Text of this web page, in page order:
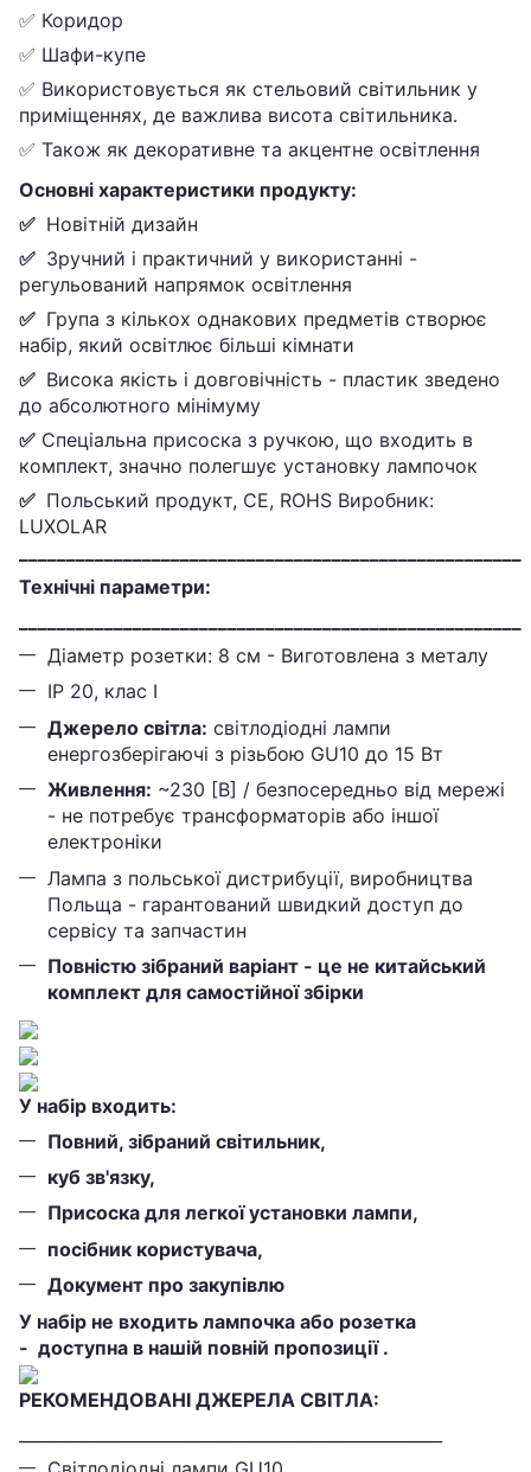
✅ Коридор
✅ Шафи-купе
✅ Використовується як стельовий світильник у
приміщеннях, де важлива висота світильника.
✅ Також як декоративне та акцентне освітлення
Основні характеристики продукту:
✅ Новітній дизайн
✅ Зручний і практичний у використанні -
регульований напрямок освітлення
✅ Група з кількох однакових предметів створює
набір, який освітлює більші кімнати
✅ Висока якість і довговічність - пластик зведено
до абсолютного мінімуму
✅ Спеціальна присоска з ручкою, що входить в
комплект, значно полегшує установку лампочок
✅ Польський продукт, CE, ROHS Виробник:
LUXOLAR
Технічні параметри:
Діаметр розетки: 8 см - Виготовлена з металу
IP 20, клас I
Джерело світла: світлодіодні лампи
енергозберігаючі з різьбою GU10 до 15 Вт
Живлення: ~230 [В] / безпосередньо від мережі
- не потребує трансформаторів або іншої
електроніки
Лампа з польської дистрибуції, виробництва
Польща - гарантований швидкий доступ до
сервісу та запчастин
Повністю зібраний варіант - це не китайський
комплект для самостійної збірки
У набір входить:
Повний, зібраний світильник,
куб зв'язку,
Присоска для легкої установки лампи,
посібник користувача,
Документ про закупівлю
У набір не входить лампочка або розетка
- доступна в нашій повній пропозиції .
РЕКОМЕНДОВАНІ ДЖЕРЕЛА СВІТЛА: